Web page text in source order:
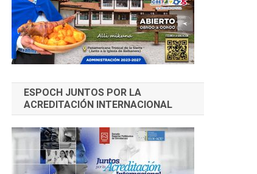
ESPOCH JUNTOS POR LA
ACREDITACIÓN INTERNACIONAL